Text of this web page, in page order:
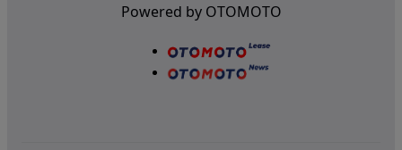
Powered by OTOMOTO